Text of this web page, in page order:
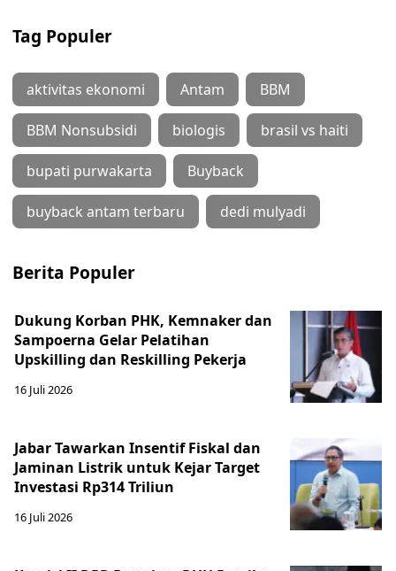
Tag Populer
aktivitas ekonomi Antam BBM
BBM Nonsubsidi biologis brasil vs haiti
bupati purwakarta Buyback
buyback antam terbaru dedi mulyadi
Berita Populer
Dukung Korban PHK, Kemnaker dan
Sampoerna Gelar Pelatihan
Upskilling dan Reskilling Pekerja
16 Juli 2026
Jabar Tawarkan Insentif Fiskal dan
Jaminan Listrik untuk Kejar Target
Investasi Rp314 Triliun
16 Juli 2026